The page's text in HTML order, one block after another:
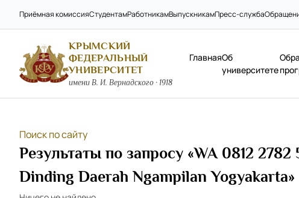
Приёмная комиссияСтудентамРаботникамВыпускникамПресс-служба
КРЫМСКИЙ
ФЕДЕРАЛЬНЫЙ
УНИВЕРСИТЕТ
имени В. И. Вернадского · 1918
ГлавнаяОб
университете
Поиск по сайту
Результаты по запросу «WA 0812
Dinding Daerah Ngampilan Yogyakarta»